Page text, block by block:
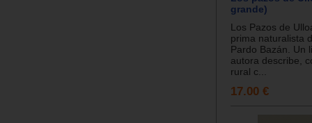
grande)
Los Pazos de
prima naturalista
Pardo Bazán. Un
autora describe,
rural c...
17.00 €